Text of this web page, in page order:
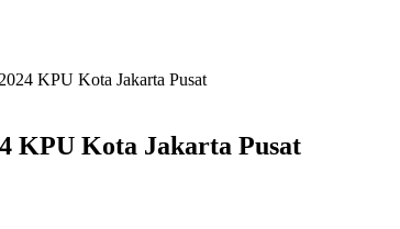
KPU Kota Jakarta Pusat
KPU Kota Jakarta Pusat